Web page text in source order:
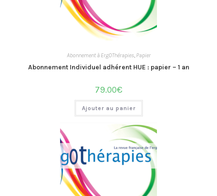
Abonnement à ErgOThérapies, Papier
Abonnement Individuel adhérent HUE : papier – 1 an
79.00€
Ajouter au panier